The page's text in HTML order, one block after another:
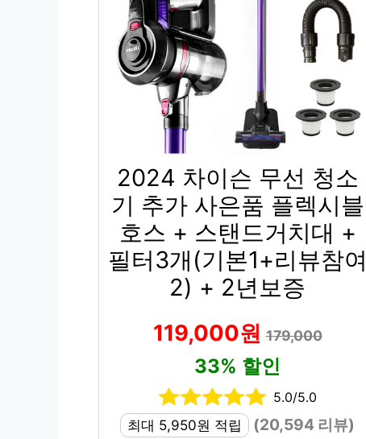
2024 차이슨 무선 청소
기 추가 사은품 플렉시블
호스 + 스탠드거치대 +
필터3개(기본1+리뷰참여
2) + 2년보증
119,000원179,000
33% 할인
5.0/5.0
최대 5,950원 적립
(20,594 리뷰)